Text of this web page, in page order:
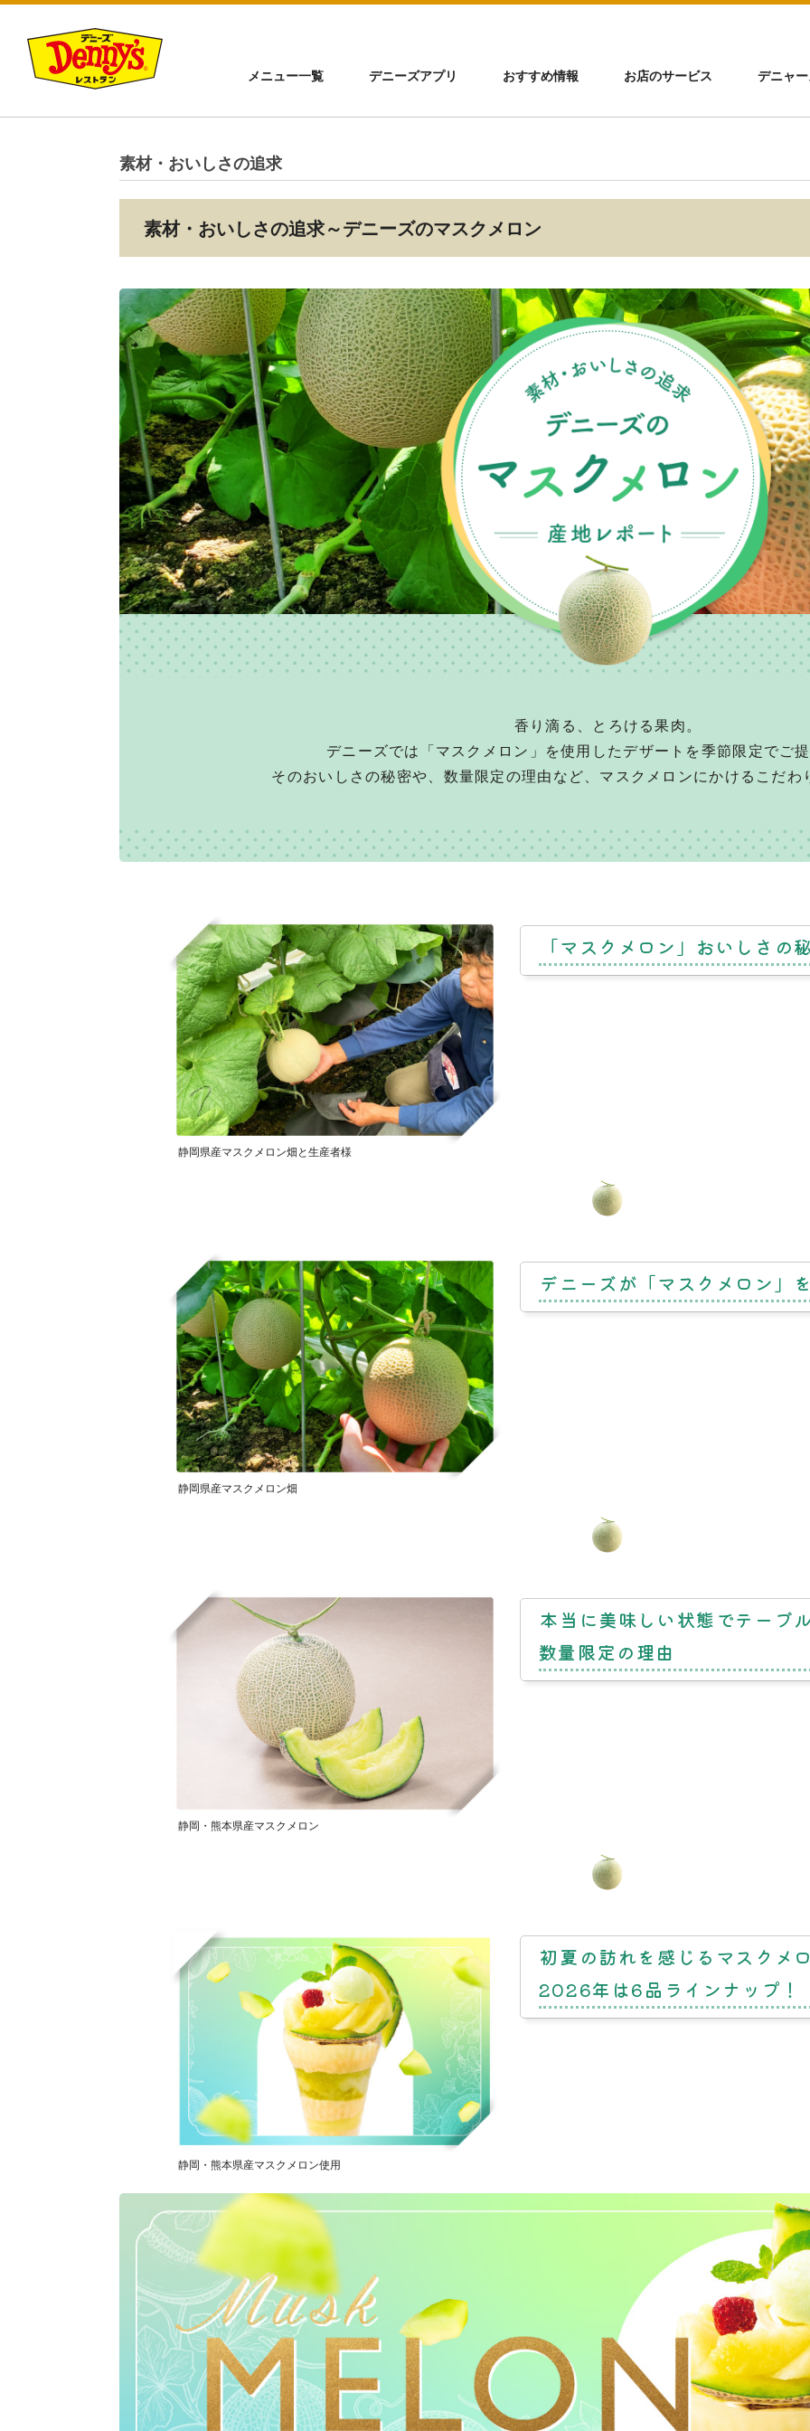
メニュー一覧 デニーズアプリ おすすめ情報 お店のサービス デニャ
素材・おいしさの追求
素材・おいしさの追求～デニーズのマスクメロン
香り滴る、とろける果肉。
デニーズでは「マスクメロン」を使用したデザートを季節限定でご
そのおいしさの秘密や、数量限定の理由など、マスクメロンにかけるこだわ
静岡県産マスクメロン畑と生産者様
「マスクメロン」 おいしさの
静岡県産マスクメロン畑
デニーズが 「マスクメロン」
静岡・熊本県産マスクメロン
本当に美味しい状態でテーブ
数量限定の理由
静岡・熊本県産マスクメロン使用
初夏の訪れを感じる マスクメ
2026年は6品ラインナップ！